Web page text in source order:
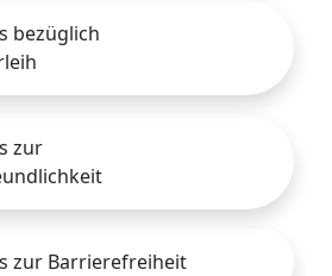
bezüglich
zur
zur Barrierefreiheit